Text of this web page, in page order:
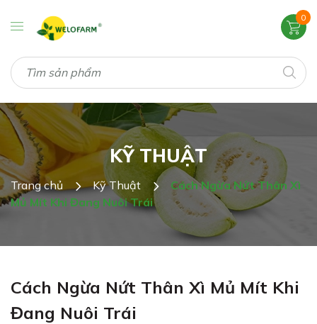
0
KỸ THUẬT
Trang chủ Kỹ Thuật
Cách Ngừa Nứt Thân Xì
Mủ Mít Khi Đang Nuôi Trái
Cách Ngừa Nứt Thân Xì Mủ Mít Khi
Đang Nuôi Trái